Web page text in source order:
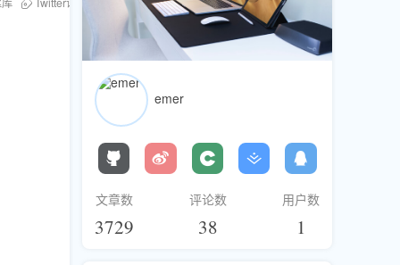
emer
文章数
3729
评论数
38
用户数
1